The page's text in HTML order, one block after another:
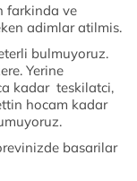
farkinda ve
adimlar atilmis.
bulmuyoruz.
Yerine
kadar teskilatci,
hocam kadar
basarilar